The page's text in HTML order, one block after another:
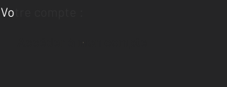
Votre compte :
Accéder à mon compte